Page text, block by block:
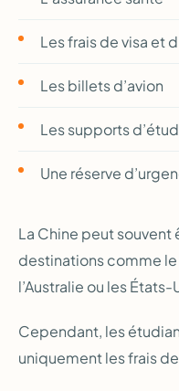
Les frais de visa et
Les billets d’avion
Les supports
Une réserve
La Chine peut
destinations comme
l’Australie ou les États-
Cependant, les
uniquement les frais